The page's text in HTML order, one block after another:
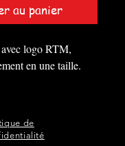
au panier
logo RTM,
en une taille.
de